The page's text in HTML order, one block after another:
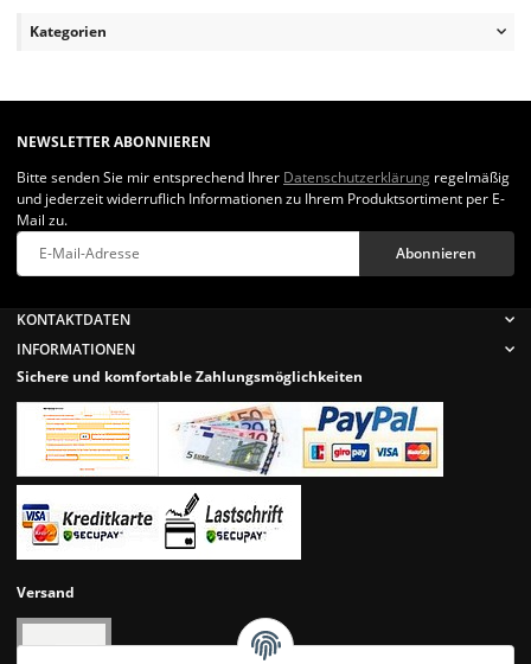
Kategorien
KONTAKTDATEN
INFORMATIONEN
Sichere und komfortable Zahlungsmöglichkeiten
Versand
NEWSLETTER ABONNIEREN
Bitte senden Sie mir entsprechend Ihrer Datenschutzerklärung regelmäßig
und jederzeit widerruflich Informationen zu Ihrem Produktsortiment per E-
Mail zu.
Abonnieren